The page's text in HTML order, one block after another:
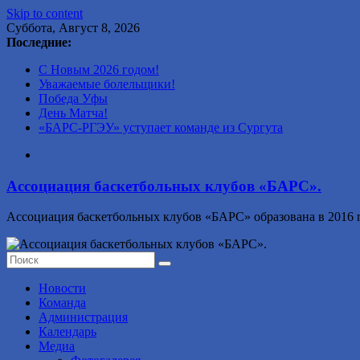
Skip to content
Суббота, Август 8, 2026
Последние:
С Новым 2026 годом!
Уважаемые болельщики!
Победа Уфы
День Матча!
«БАРС-РГЭУ» уступает команде из Сургута
Ассоциация баскетбольных клубов «БАРС».
Ассоциация баскетбольных клубов «БАРС» образована в 2016
Новости
Команда
Администрация
Календарь
Медиа